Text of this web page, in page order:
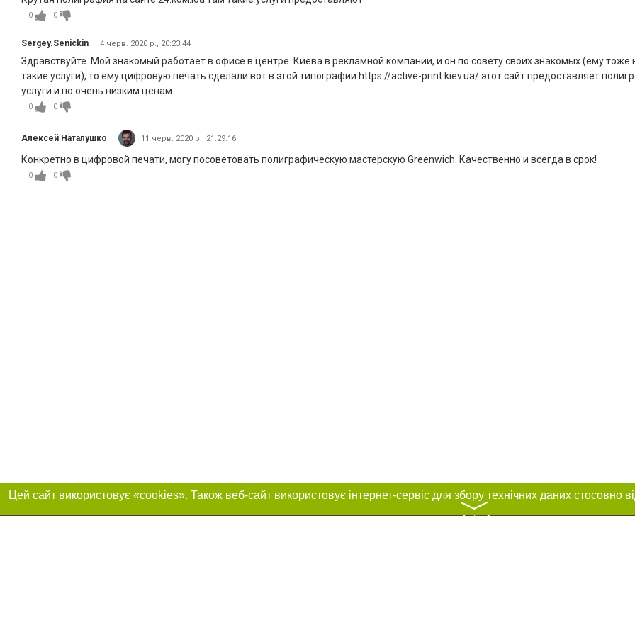
0 0
Sergey.Senickin 4 черв. 2020 р., 20:23:44
Здравствуйте. Мой знакомый работает в офисе в центре Киева в рекламной компании, и он по совету своих знакомых (ему
такие услуги), то ему цифровую печать сделали вот в этой типографии https://active-print.kiev.ua/ этот сайт предоставляет
услуги и по очень низким ценам.
0 0
Алексей Наталушко 11 черв. 2020 р., 21:29:16
Конкретно в цифровой печати, могу посоветовать полиграфическую мастерскую Greenwich. Качественно и всегда в срок!
0 0
〉